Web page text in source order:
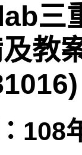
三
教
108